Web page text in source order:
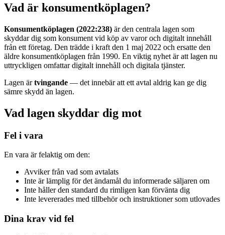
Vad är konsumentköplagen?
Konsumentköplagen (2022:238) är den centrala lagen som
skyddar dig som konsument vid köp av varor och digitalt innehåll
från ett företag. Den trädde i kraft den 1 maj 2022 och ersatte den
äldre konsumentköplagen från 1990. En viktig nyhet är att lagen nu
uttryckligen omfattar digitalt innehåll och digitala tjänster.
Lagen ärtvingande — det innebär att ett avtal aldrig kan ge dig
sämre skydd än lagen.
Vad lagen skyddar dig mot
Fel i vara
En vara är felaktig om den:
Avviker från vad som avtalats
Inte är lämplig för det ändamål du informerade säljaren om
Inte håller den standard du rimligen kan förvänta dig
Inte levererades med tillbehör och instruktioner som utlovades
Dina krav vid fel